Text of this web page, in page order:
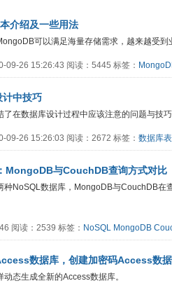
介绍及一些用法
可以满足海量存储需求，越来越受
09-26 15:26:43 阅读：5445 标签：
计中技巧
了在数据库设计过程中应该注意的问题与技
09-26 15:26:03 阅读：2672 标签： 数据库表
MongoDB与CouchDB查询方式对比
种NoSQL数据库，MongoDB与CouchDB在
阅读：2539 标签： NoSQL MongoDB
数据库，创建加密码Access数
态生成全新的Access数据库。